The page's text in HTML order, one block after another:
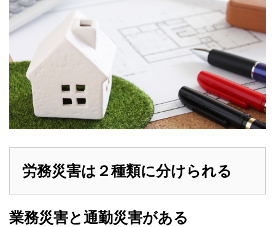
労務災害は２種類に分けられる
業務災害と通勤災害がある